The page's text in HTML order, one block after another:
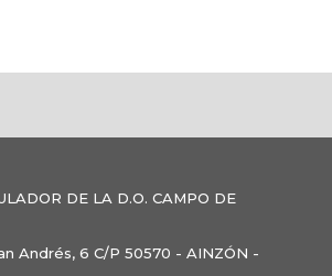
DE LA D.O. CAMPO DE
Andrés, 6 C/P 50570 - AINZÓN -